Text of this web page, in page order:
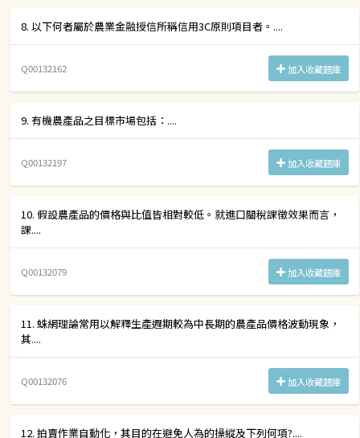
8. 以下何者屬於農業金融授信所稱信用3C原則項目者。....
Q00132162 加入收藏題庫
9. 有機農產品之目標市場包括：....
Q00132197 加入收藏題庫
10. 假設農產品的價格與比值皆相對較低。就進口關稅課徵效果而言，
課....
Q00132079 加入收藏題庫
11. 蛛網理論常用以解釋生產週期較為中長期的農產品價格波動現象，
其....
Q00132076 加入收藏題庫
12. 拍賣作業自動化，其目的在避免人為的操縱及下列何項?....